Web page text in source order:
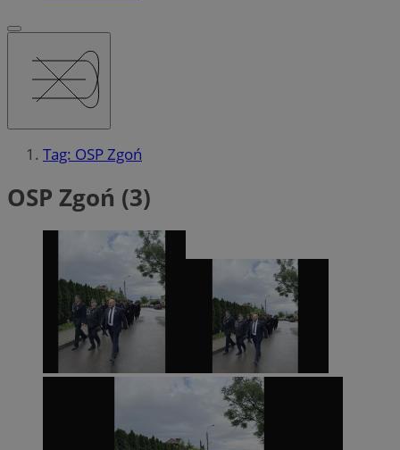
Tag: OSP Zgoń
OSP Zgoń (3)